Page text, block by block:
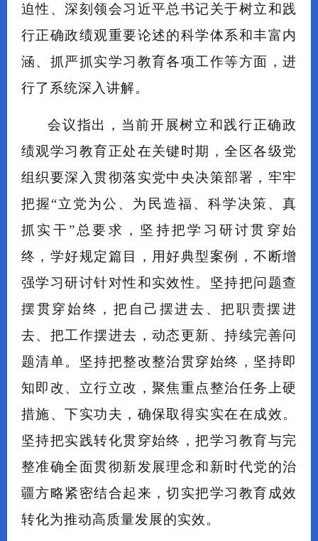
迫性、深刻领会习近平总书记关于树立和践
行正确政绩观重要论述的科学体系和丰富内
涵、抓严抓实学习教育各项工作等方面，进
行了系统深入讲解。
会议指出，当前开展树立和践行正确政
绩观学习教育正处在关键时期，全区各级党
组织要深入贯彻落实党中央决策部署，牢牢
把握“立党为公、为民造福、科学决策、真
抓实干”总要求，坚持把学习研讨贯穿始
终，学好规定篇目，用好典型案例，不断增
强学习研讨针对性和实效性。坚持把问题查
摆贯穿始终，把自己摆进去、把职责摆进
去、把工作摆进去，动态更新、持续完善问
题清单。坚持把整改整治贯穿始终，坚持即
知即改、立行立改，聚焦重点整治任务上硬
措施、下实功夫，确保取得实实在在成效。
坚持把实践转化贯穿始终，把学习教育与完
整准确全面贯彻新发展理念和新时代党的治
疆方略紧密结合起来，切实把学习教育成效
转化为推动高质量发展的实效。